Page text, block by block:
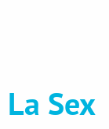
La Sex